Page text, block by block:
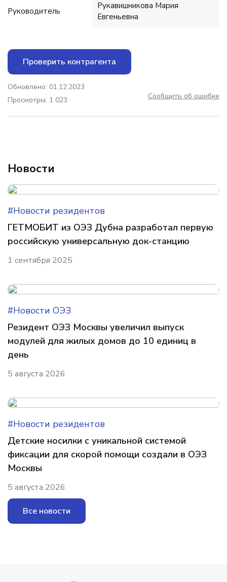
Руководитель
Рукавишникова Мария
Евгеньевна
Проверить контрагента
Обновлено: 01.12.2023
Просмотры: 1 023
Сообщить об ошибке
Новости
#Новости резидентов
ГЕТМОБИТ из ОЭЗ Дубна разработал первую
российскую универсальную док-станцию
1 сентября 2025
#Новости ОЭЗ
Резидент ОЭЗ Москвы увеличил выпуск
модулей для жилых домов до 10 единиц в
день
5 августа 2026
#Новости резидентов
Детские носилки с уникальной системой
фиксации для скорой помощи создали в ОЭЗ
Москвы
5 августа 2026
Все новости